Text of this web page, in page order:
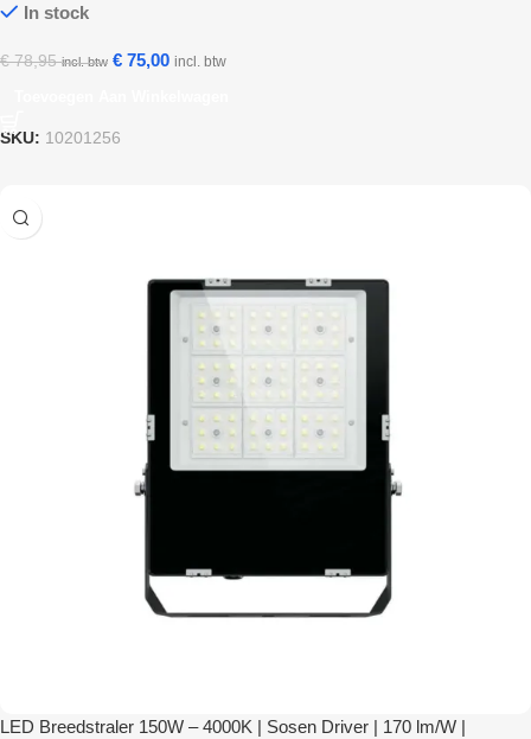
In stock
€78,95 incl. btw € 75,00 incl. btw
SKU: 10201256
LED Breedstraler 150W – 4000K | Sosen Driver | 170 lm/W |